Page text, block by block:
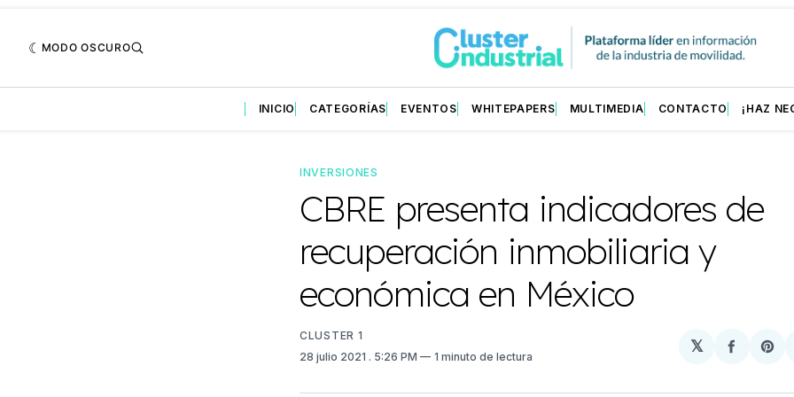
MODO OSCURO
INICIO CATEGORÍAS EVENTOS WHITEPAPERS MULTIMEDIA CONTACTO ¡HAZ
INVERSIONES
CBRE presenta indicadores de
recuperación inmobiliaria y
económica en México
CLUSTER 1
28 julio 2021 . 5:26 PM 1 minuto de lectura
𝕏